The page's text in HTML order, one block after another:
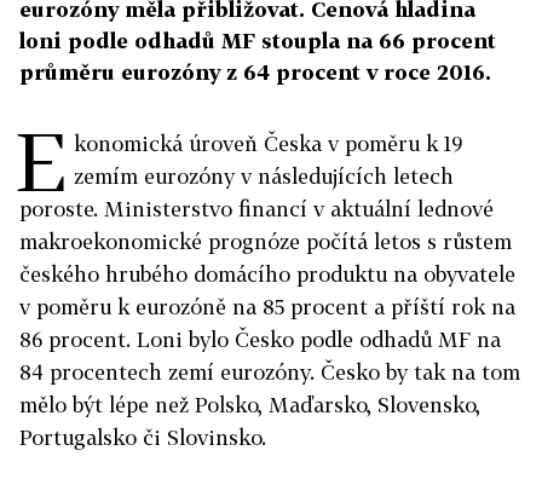
eurozóny měla přibližovat. Cenová hladina
loni podle odhadů MF stoupla na 66 procent
průměru eurozóny z 64 procent v roce 2016.
E konomická úroveň Česka v poměru k 19
zemím eurozóny v následujících letech
poroste. Ministerstvo financí v aktuální lednové
makroekonomické prognóze počítá letos s růstem
českého hrubého domácího produktu na obyvatele
v poměru k eurozóně na 85 procent a příští rok na
86 procent. Loni bylo Česko podle odhadů MF na
84 procentech zemí eurozóny. Česko by tak na tom
mělo být lépe než Polsko, Maďarsko, Slovensko,
Portugalsko či Slovinsko.